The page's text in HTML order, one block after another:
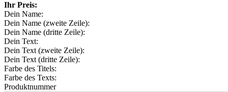
Ihr Preis:
Dein Name:
Dein Name (zweite Zeile):
Dein Name (dritte Zeile):
Dein Text:
Dein Text (zweite Zeile):
Dein Text (dritte Zeile):
Farbe des Titels:
Farbe des Texts:
Produktnummer